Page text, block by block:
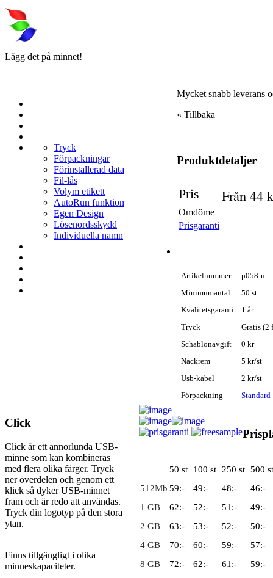
Lägg det på minnet!
Tryck
Förpackningar
Förinstallerad data
Fil-lås
Volym etikett
AutoRun funktion
Egen Design
Lösenordsskydd
Individuella namn
Mycket snabb leverans
« Tillbaka
Produktdetaljer
Pris Från 44
Omdöme
Prisgaranti
Artikelnummer
p058-u
Minimumantal
50 st
Kvalitetsgaranti
1 år
Tryck
Gratis (2
Schablonavgift
0 kr
Nackrem
5 kr/st
Usb-kabel
2 kr/st
Förpackning
Standard
Click
Click är ett annorlunda USB-
minne som kan kombineras
med flera olika färger. Tryck
ner överdelen och genom ett
klick så dyker USB-minnet
fram och är redo att användas.
Tryck din logotyp på den stora
ytan.
Finns tillgängligt i olika
minneskapaciteter.
50 st 100 st 250 st 500 st
512Mb 59:- 49:- 48:-
46:-
1 GB
62:- 52:- 51:-
49:-
2 GB
63:- 53:- 52:-
50:-
4 GB
70:- 60:- 59:-
57:-
8 GB
72:- 62:- 61:- 59:-